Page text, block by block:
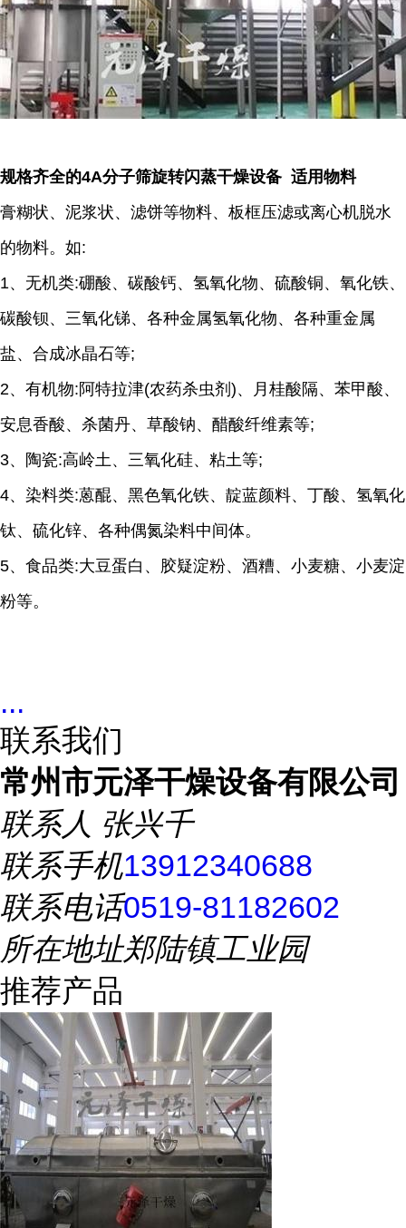
规格齐全的4A分子筛旋转闪蒸干燥设备 适用物料
膏糊状、泥浆状、滤饼等物料、板框压滤或离心机脱水
的物料。如:
1、无机类:硼酸、碳酸钙、氢氧化物、硫酸铜、氧化铁、
碳酸钡、三氧化锑、各种金属氢氧化物、各种重金属
盐、合成冰晶石等;
2、有机物:阿特拉津(农药杀虫剂)、月桂酸隔、苯甲酸、
安息香酸、杀菌丹、草酸钠、醋酸纤维素等;
3、陶瓷:高岭土、三氧化硅、粘土等;
4、染料类:蒽醌、黑色氧化铁、靛蓝颜料、丁酸、氢氧化
钛、硫化锌、各种偶氮染料中间体。
5、食品类:大豆蛋白、胶疑淀粉、酒糟、小麦糖、小麦淀
粉等。
...
联系我们
常州市元泽干燥设备有限公司
联系人 张兴千
联系手机13912340688
联系电话0519-81182602
所在地址郑陆镇工业园
推荐产品